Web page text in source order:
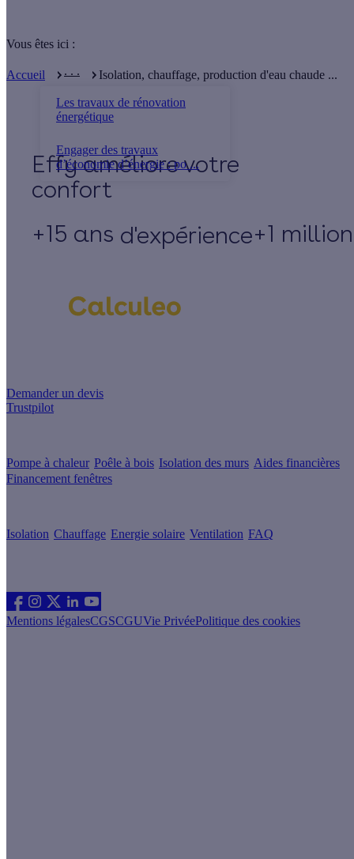
Vous êtes ici :
Accueil . . .
Les travaux de rénovation
énergétique
Engager des travaux
d’économie d’énergie : po ...
Isolation, chauffage, production d'eau chaude ...
Effy
+15 ans d'expérience+1
Demander un devis
Trustpilot
Pompe à chaleur Poêle à bois Isolation des murs Aides financières
Financement fenêtres
Isolation Chauffage Energie solaire Ventilation FAQ
Mentions légalesCGSCGUVie PrivéePolitique des cookies